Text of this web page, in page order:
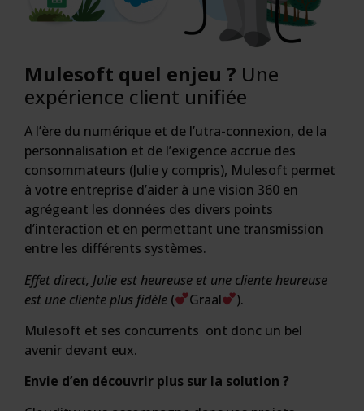
Mulesoft quel enjeu ? Une
expérience client unifiée
A l’ère du numérique et de l’utra-connexion, de la
personnalisation et de l’exigence accrue des
consommateurs (Julie y compris), Mulesoft permet
à votre entreprise d’aider à une vision 360 en
agrégeant les données des divers points
d’interaction et en permettant une transmission
entre les différents systèmes.
Effet direct, Julie est heureuse et une cliente heureuse
est une cliente plus fidèle ( Graal
).
Mulesoft et ses concurrents ont donc un bel
avenir devant eux.
Envie d’en découvrir plus sur la solution ?